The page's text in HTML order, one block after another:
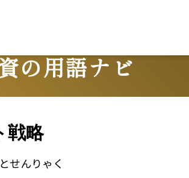
の用語ナビ
戦略
せんりゃく